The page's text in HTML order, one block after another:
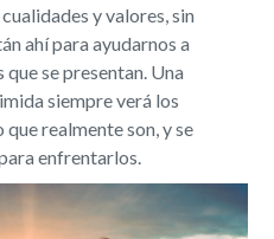
y valores, sin
ahí para ayudarnos a
se presentan. Una
siempre verá los
realmente son, y se
enfrentarlos.